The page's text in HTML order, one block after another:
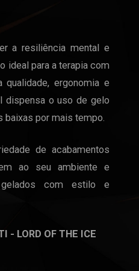
a resiliência mental e
ideal para a terapia com
ergonomia e
dispensa o uso de gelo
baixas por mais tempo.
de acabamentos
ao seu ambiente e
com estilo e
- LORD OF THE ICE